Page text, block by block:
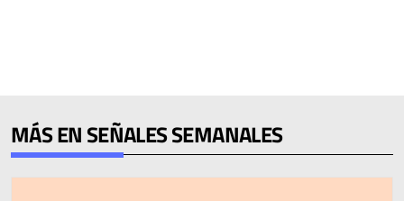
MÁS EN SEÑALES SEMANALES